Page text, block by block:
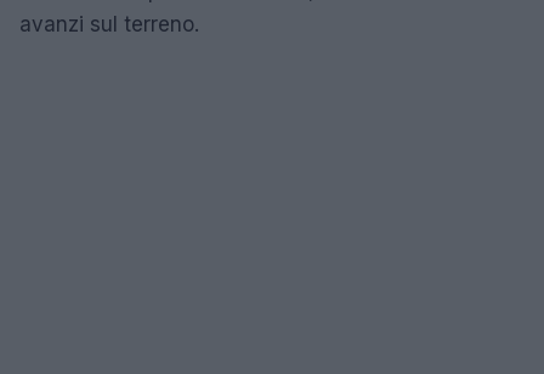
avanzi sul terreno.